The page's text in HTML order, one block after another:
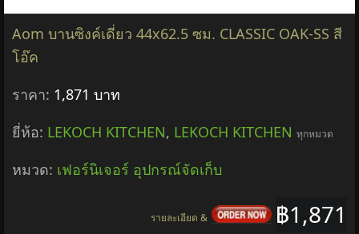
Aom บานซิงค์เดี่ยว 44x62.5 ซม. CLASSIC OAK-SS สี
โอ๊ค
ราคา: 1,871 บาท
ยี่ห้อ: LEKOCH KITCHEN, LEKOCH KITCHEN ทุกหมวด
หมวด: เฟอร์นิเจอร์ อุปกรณ์จัดเก็บ
฿1,871
รายละเอียด &